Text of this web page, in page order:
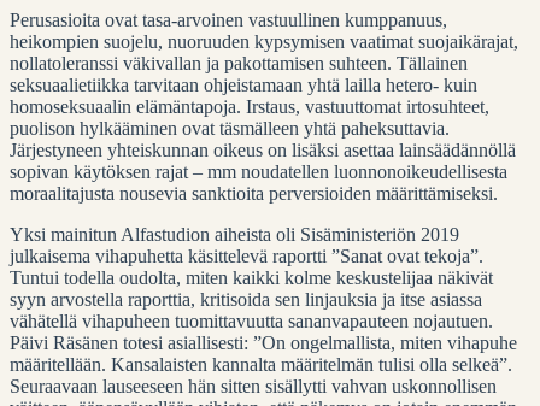
Perusasioita ovat tasa-arvoinen vastuullinen kumppanuus,
heikompien suojelu, nuoruuden kypsymisen vaatimat suojaikärajat,
nollatoleranssi väkivallan ja pakottamisen suhteen. Tällainen
seksuaalietiikka tarvitaan ohjeistamaan yhtä lailla hetero- kuin
homoseksuaalin elämäntapoja. Irstaus, vastuuttomat irtosuhteet,
puolison hylkääminen ovat täsmälleen yhtä paheksuttavia.
Järjestyneen yhteiskunnan oikeus on lisäksi asettaa lainsäädännöllä
sopivan käytöksen rajat – mm noudatellen luonnonoikeudellisesta
moraalitajusta nousevia sanktioita perversioiden määrittämiseksi.
Yksi mainitun Alfastudion aiheista oli Sisäministeriön 2019
julkaisema vihapuhetta käsittelevä raportti ”Sanat ovat tekoja”.
Tuntui todella oudolta, miten kaikki kolme keskustelijaa näkivät
syyn arvostella raporttia, kritisoida sen linjauksia ja itse asiassa
vähätellä vihapuheen tuomittavuutta sananvapauteen nojautuen.
Päivi Räsänen totesi asiallisesti: ”On ongelmallista, miten vihapuhe
määritellään. Kansalaisten kannalta määritelmän tulisi olla selkeä”.
Seuraavaan lauseeseen hän sitten sisällytti vahvan uskonnollisen